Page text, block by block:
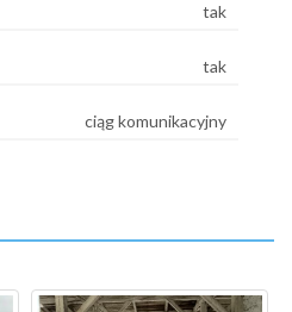
tak
tak
ciąg komunikacyjny